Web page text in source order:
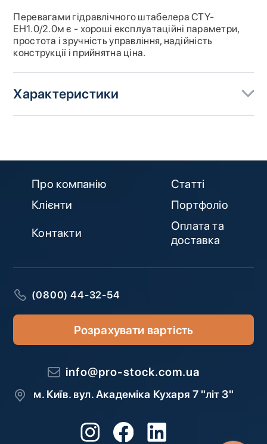
Перевагами гідравлічного штабелера CTY-
EН1.0/2.0м є - хороші експлуатаційні параметри,
простота і зручність управління, надійність
конструкції і прийнятна ціна.
Характеристики
Про компанію
Статті
Клієнти
Портфоліо
Контакти
Оплата та
доставка
(0800) 44-32-54
Розрахувати вартість
info@pro-stock.com.ua
м. Київ. вул. Академіка Кухаря 7 "літ З"